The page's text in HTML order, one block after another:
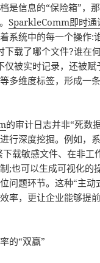
是信息的“保险箱”，
SparkleComm即时通
系统中的每一个操作:
下载了哪个文件?谁在
仅被实时记录，还被
多维度标签，形成一
的审计日志并非“死数
行深度挖掘。例如，
载敏感文件、在非工
;也可以生成可视化的
问题环节。这种“主动
率，更让企业能够提
的“双赢”